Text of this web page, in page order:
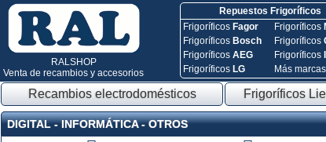
RALSHOP
Venta de recambios y accesorios
Repuestos Frigoríficos
Frigoríficos Fagor
Frigoríficos Bosch
FrigoríficosAEG
Frigoríficos LG
Frigoríficos
Frigoríficos
Frigoríficos
Más
Recambios electrodomésticos Frigoríficos
DIGITAL - INFORMÁTICA - OTROS